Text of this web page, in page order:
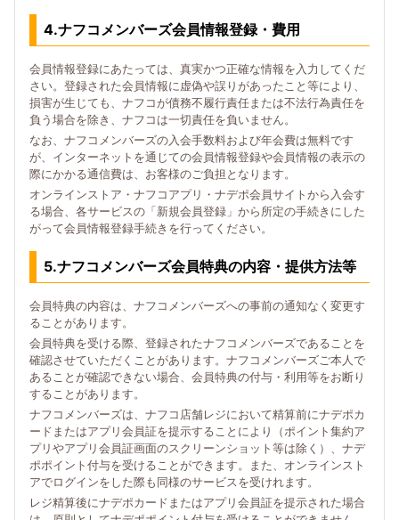
4.ナフコメンバーズ会員情報登録・費用
会員情報登録にあたっては、真実かつ正確な情報を入力してくだ
さい。登録された会員情報に虚偽や誤りがあったこと等により、
損害が生じても、ナフコが債務不履行責任または不法行為責任を
負う場合を除き、ナフコは一切責任を負いません。
なお、ナフコメンバーズの入会手数料および年会費は無料です
が、インターネットを通じての会員情報登録や会員情報の表示の
際にかかる通信費は、お客様のご負担となります。
オンラインストア・ナフコアプリ・ナデポ会員サイトから入会す
る場合、各サービスの「新規会員登録」から所定の手続きにした
がって会員情報登録手続きを行ってください。
5.ナフコメンバーズ会員特典の内容・提供方法等
会員特典の内容は、ナフコメンバーズへの事前の通知なく変更す
ることがあります。
会員特典を受ける際、登録されたナフコメンバーズであることを
確認させていただくことがあります。ナフコメンバーズご本人で
あることが確認できない場合、会員特典の付与・利用等をお断り
することがあります。
ナフコメンバーズは、ナフコ店舗レジにおいて精算前にナデポカ
ードまたはアプリ会員証を提示することにより（ポイント集約ア
プリやアプリ会員証画面のスクリーンショット等は除く）、ナデ
ポポイント付与を受けることができます。また、オンラインスト
アでログインをした際も同様のサービスを受けれます。
レジ精算後にナデポカードまたはアプリ会員証を提示された場合